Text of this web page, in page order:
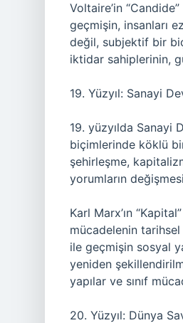
Voltaire’in
geçmişin, insanları
değil, subjektif bir
iktidar sahiplerinin,
19. Yüzyıl: Sanayi
19. yüzyılda Sanayi
biçimlerinde köklü
şehirleşme,
yorumların
Karl Marx’ın
mücadelenin
ile geçmişin sosyal
yeniden
yapılar ve sınıf
20. Yüzyıl: Dünya